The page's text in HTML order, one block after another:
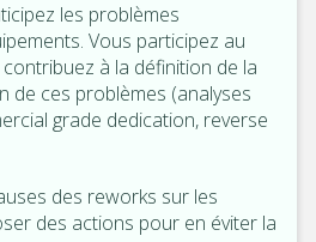
les problèmes
Vous participez au
à la définition de la
de ces problèmes (analyses
grade dedication, reverse
des reworks sur les
des actions pour en éviter la